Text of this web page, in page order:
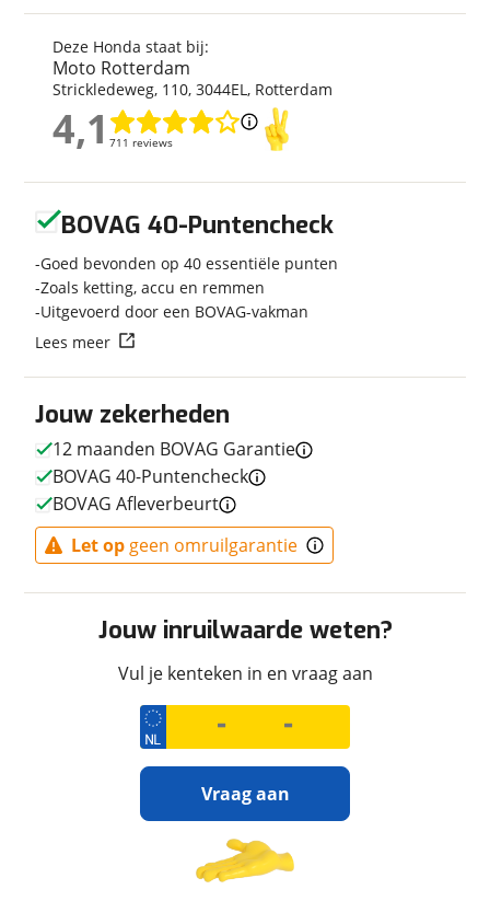
Model
CB 1000
Kenteken
Bouwjaar
Modeljaar
2026
Categorie
Overig
Nieuw of occasion
Nieuw
Techniek
Transmissie
Uiterlijk
Kleur
Zwart
Fabriekskleur
Inclusief BPM
Ja
Wegenbelasting
(gemiddeld p/m)
€ 13,-
0 %
Deze Honda staat bij:
Moto Rotterdam
Strickledeweg, 110, 3044EL, Rotterdam
4,1 711 reviews
4,1
Jouw zekerheden
12 maanden BOVAG Garantie
BOVAG 40-Puntencheck
BOVAG Afleverbeurt
Let op geen omruilgarantie
Jouw inruilwaarde weten?
Vul je kenteken in en vraag aan
Vraag aan
Ontvang gratis jouw
BOVAG 40-Puntencheck
Goed bevonden op 40 essentiële punten
Zoals ketting, accu en remmen
Uitgevoerd door een BOVAG-vakman
Lees meer